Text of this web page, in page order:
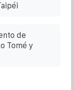
de
Tomé y